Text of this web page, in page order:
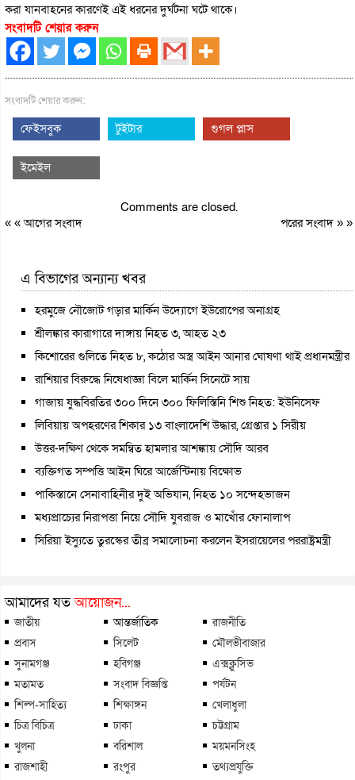
করা যানবাহনের কারণেই এই ধরনের দুর্ঘটনা ঘটে থাকে।
সংবাদটি শেয়ার করুন
সংবাদটি শেয়ার করুন:
ফেইসবুক টুইটার গুগল প্লাস
ইমেইল
Comments are closed.
« «আগের সংবাদ পরের সংবাদ» »
এ বিভাগের অন্যান্য খবর
হরমুজে নৌজোট গড়ার মার্কিন উদ্যোগে ইউরোপের অনাগ্রহ
শ্রীলঙ্কার কারাগারে দাঙ্গায় নিহত ৩, আহত ২৩
কিশোরের গুলিতে নিহত ৮, কঠোর অস্ত্র আইন আনার ঘোষণা থাই প্রধানমন্ত্রীর
রাশিয়ার বিরুদ্ধে নিষেধাজ্ঞা বিলে মার্কিন সিনেটে সায়
গাজায় যুদ্ধবিরতির ৩০০ দিনে ৩০০ ফিলিস্তিনি শিশু নিহত: ইউনিসেফ
লিবিয়ায় অপহরণের শিকার ১৩ বাংলাদেশি উদ্ধার, গ্রেপ্তার ১ সিরীয়
উত্তর-দক্ষিণ থেকে সমন্বিত হামলার আশঙ্কায় সৌদি আরব
ব্যক্তিগত সম্পত্তি আইন ঘিরে আর্জেন্টিনায় বিক্ষোভ
পাকিস্তানে সেনাবাহিনীর দুই অভিযান, নিহত ১০ সন্দেহভাজন
মধ্যপ্রাচ্যের নিরাপত্তা নিয়ে সৌদি যুবরাজ ও মাখোঁর ফোনালাপ
সিরিয়া ইস্যুতে তুরস্কের তীব্র সমালোচনা করলেন ইসরায়েলের পররাষ্ট্রমন্ত্রী
আমাদের যতআয়োজন...
জাতীয় আন্তর্জাতিক
রাজনীতি
প্রবাস
সিলেট
মৌলভীবাজার
সুনামগঞ্জ
হবিগঞ্জ
এক্সক্লুসিভ
মতামত
সংবাদ বিজ্ঞপ্তি
পর্যটন
শিল্প-সাহিত্য
শিক্ষাঙ্গন
খেলাধুলা
চিত্র বিচিত্র
ঢাকা
চট্টগ্রাম
খুলনা
বরিশাল
ময়মনসিংহ
রাজশাহী
রংপুর তথ্যপ্রযুক্তি